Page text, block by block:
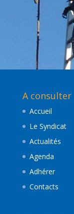
A consulter
Accueil
Le Syndicat
Actualités
Agenda
Adhérer
Contacts